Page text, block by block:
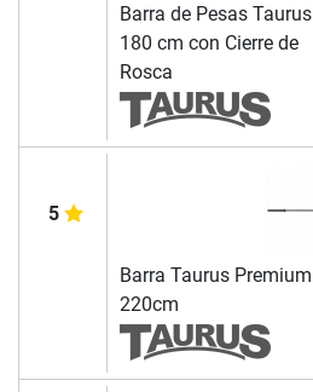
Barra de Pesas Taurus
180 cm con Cierre de
Rosca
5
Barra Taurus Premium
220cm